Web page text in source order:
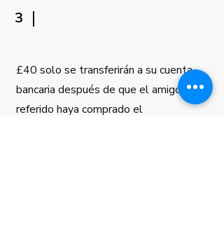
3
£40 solo se transferirán a su cuenta
bancaria después de que el amigo
referido haya comprado el